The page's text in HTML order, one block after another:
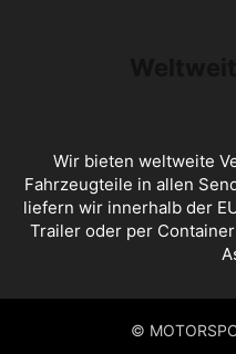
Wir bieten weltweite
Fahrzeugteile in allen
liefern wir innerhalb der
Trailer oder per
©